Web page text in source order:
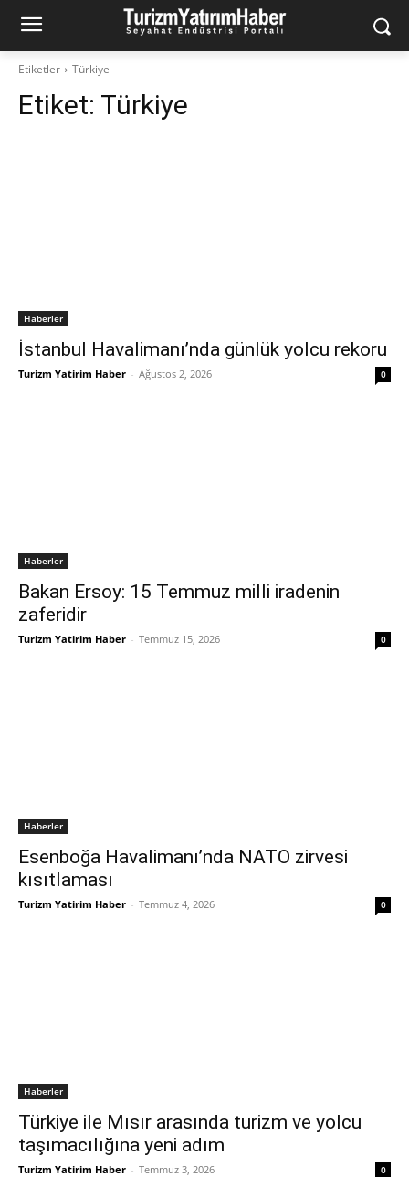
Etiketler Türkiye
Etiket: Türkiye
Haberler
İstanbul Havalimanı’nda günlük yolcu rekoru
Turizm Yatirim Haber - Ağustos 2, 2026 0
Haberler
Bakan Ersoy: 15 Temmuz milli iradenin
zaferidir
Turizm Yatirim Haber - Temmuz 15, 2026 0
Haberler
Esenboğa Havalimanı’nda NATO zirvesi
kısıtlaması
Turizm Yatirim Haber - Temmuz 4, 2026 0
Haberler
Türkiye ile Mısır arasında turizm ve yolcu
taşımacılığına yeni adım
Turizm Yatirim Haber - Temmuz 3, 2026 0